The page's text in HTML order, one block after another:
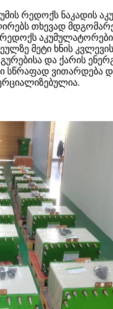
რედოქს ნაკადის
თხევად
მეტი ხნის
და ქარის
სწრაფად ვითარდება